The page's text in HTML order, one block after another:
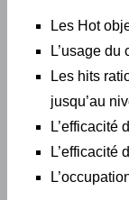
Les Hot
L’usage
Les hits
jusqu’au
L’efficacité
L’efficacité